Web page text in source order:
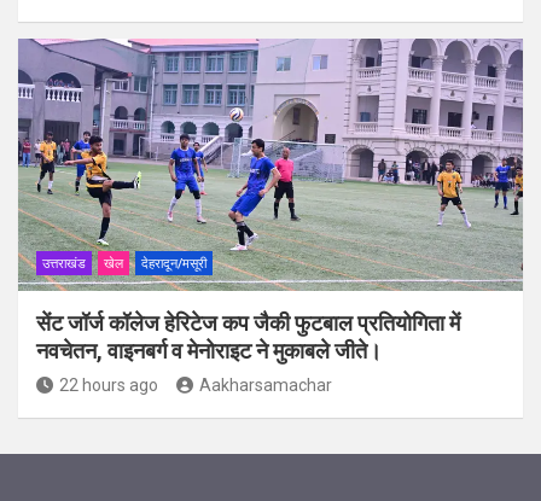
उत्तराखंड खेल देहरादून/मसूरी
सेंट जॉर्ज कॉलेज हेरिटेज कप जैकी फुटबाल प्रतियोगिता में
नवचेतन, वाइनबर्ग व मेनोराइट ने मुकाबले जीते।
22 hours ago Aakharsamachar